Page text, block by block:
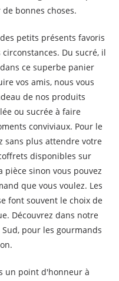
bonnes choses.
petits présents favoris
Du sucré, il
ce superbe panier
vos amis, nous vous
de nos produits
ou sucrée à faire
conviviaux. Pour le
sans plus attendre votre
disponibles sur
pièce sinon vous pouvez
que vous voulez. Les
font souvent le choix de
Découvrez dans notre
pour les gourmands
un point d'honneur à